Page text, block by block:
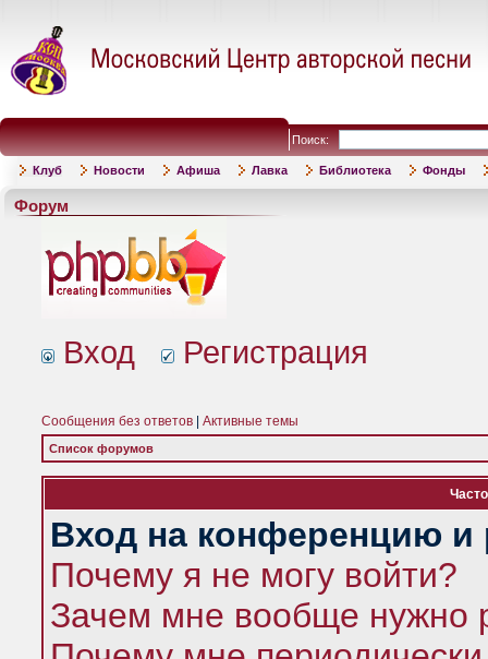
Поиск:
Клуб Новости Афиша Лавка Библиотека Фонды
Форум
Вход Регистрация
Сообщения без ответов Активные темы
Список форумов
Вход на конференцию и
Почему я не могу войти?
Зачем мне вообще нужно